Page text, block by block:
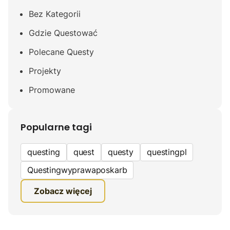
Bez Kategorii
Gdzie Questować
Polecane Questy
Projekty
Promowane
Popularne tagi
questing quest questy
questingpl
Questingwyprawaposkarb
edukacyjna gra terenowa
fundacja questingu
Zobacz więcej